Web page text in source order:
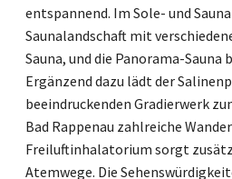
entspannend. Im Sole- und
Saunalandschaft mit
Sauna, und die Panorama-
Ergänzend dazu lädt der
beeindruckenden Gradierwerk
Bad Rappenau zahlreiche
Freiluftinhalatorium sorgt
Atemwege. Die